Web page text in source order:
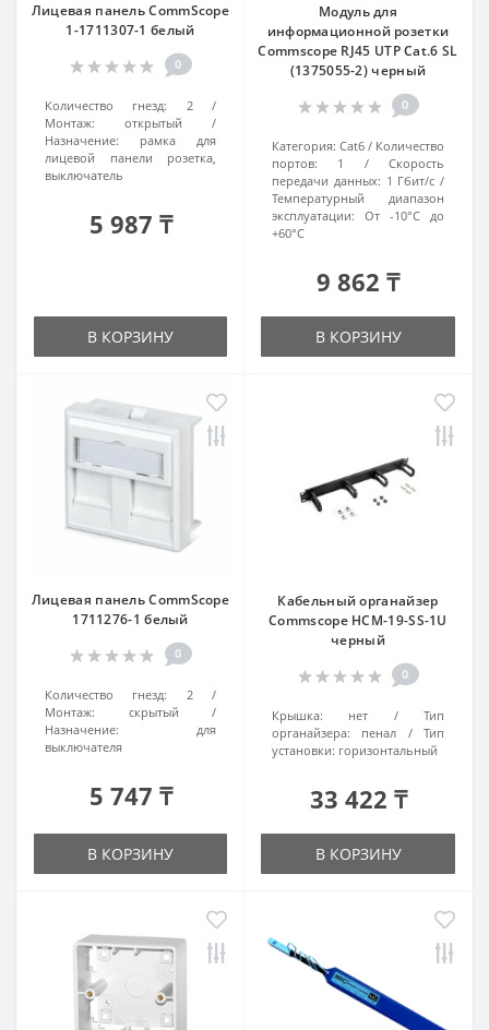
Лицевая панель CommScope
1-1711307-1 белый
0
Количество гнезд:
2
Монтаж:
открытый
Назначение:
рамка для
лицевой панели розетка,
выключатель
5 987 ₸
В КОРЗИНУ
Модуль для
информационной розетки
Commscope RJ45 UTP Cat.6 SL
(1375055-2) черный
0
Категория: Cat6
Количество
портов:
1
Скорость
передачи данных: 1 Гбит/с
Температурный диапазон
эксплуатации:
От -10°C до
+60°C
9 862 ₸
В КОРЗИНУ
Лицевая панель CommScope
1711276-1 белый
0
Количество гнезд:
2
Монтаж:
скрытый
Назначение:
для
выключателя
5 747 ₸
В КОРЗИНУ
Кабельный органайзер
Commscope HCM-19-SS-1U
черный
0
Крышка: нет
Тип
органайзера:
пенал
Тип
установки: горизонтальный
33 422 ₸
В КОРЗИНУ